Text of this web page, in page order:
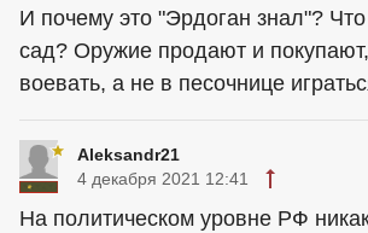
И почему это "Эрдоган знал"? Что
сад? Оружие продают и
воевать, а не в песочнице
Aleksandr21
4 декабря 2021 12:41
На политическом уровне РФ